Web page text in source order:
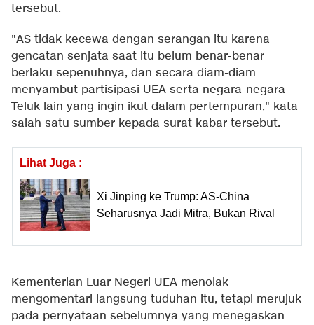
tersebut.
"AS tidak kecewa dengan serangan itu karena
gencatan senjata saat itu belum benar-benar
berlaku sepenuhnya, dan secara diam-diam
menyambut partisipasi UEA serta negara-negara
Teluk lain yang ingin ikut dalam pertempuran," kata
salah satu sumber kepada surat kabar tersebut.
Lihat Juga :
Xi Jinping ke Trump: AS-China
Seharusnya Jadi Mitra, Bukan Rival
Kementerian Luar Negeri UEA menolak
mengomentari langsung tuduhan itu, tetapi merujuk
pada pernyataan sebelumnya yang menegaskan